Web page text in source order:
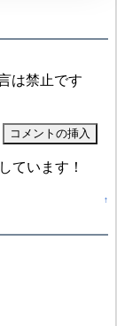
は禁止です
ています！
↑